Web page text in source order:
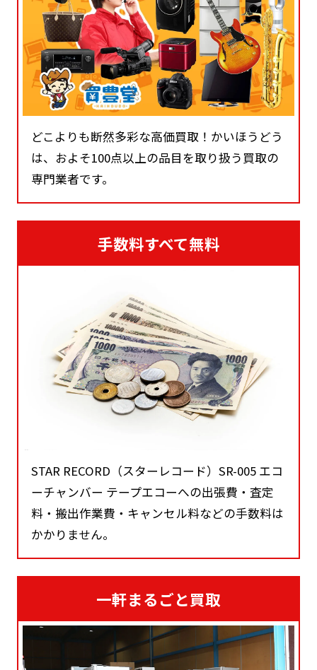
どこよりも断然多彩な高価買取！かいほうどう
は、およそ100点以上の品目を取り扱う買取の
専門業者です。
手数料すべて無料
STAR RECORD（スターレコード）SR-005 エコ
ーチャンバー テープエコーへの出張費・査定
料・搬出作業費・キャンセル料などの手数料は
かかりません。
一軒まるごと買取